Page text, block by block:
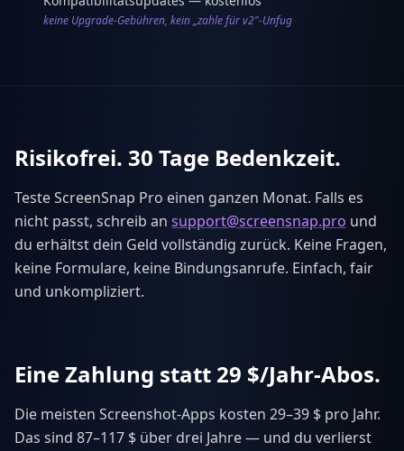
keine Upgrade-Gebühren, kein „zahle für v2"-Unfug
Risikofrei. 30 Tage Bedenkzeit.
Teste ScreenSnap Pro einen ganzen Monat. Falls es
nicht passt, schreib an support@screensnap.pro und
du erhältst dein Geld vollständig zurück. Keine Fragen,
keine Formulare, keine Bindungsanrufe. Einfach, fair
und unkompliziert.
Eine Zahlung statt 29 $/Jahr-Abos.
Die meisten Screenshot-Apps kosten 29–39 $ pro Jahr.
Das sind 87–117 $ über drei Jahre — und du verlierst